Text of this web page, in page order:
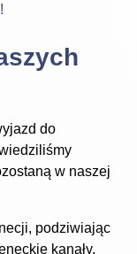
do
w naszej
podziwiając
kanały.